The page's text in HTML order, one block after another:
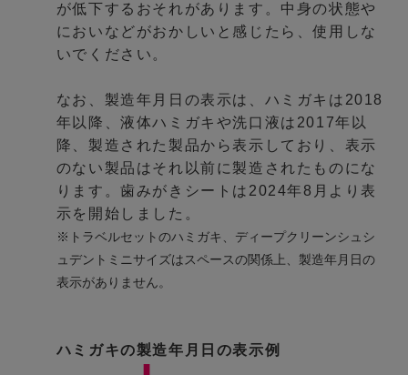
が低下するおそれがあります。中身の状態や
においなどがおかしいと感じたら、使用しな
いでください。
なお、製造年月日の表示は、ハミガキは2018
年以降、液体ハミガキや洗口液は2017年以
降、製造された製品から表示しており、表示
のない製品はそれ以前に製造されたものにな
ります。歯みがきシートは2024年8月より表
示を開始しました。
※トラベルセットのハミガキ、ディープクリーンシュシ
ュデントミニサイズはスペースの関係上、製造年月日の
表示がありません。
ハミガキの製造年月日の表示例